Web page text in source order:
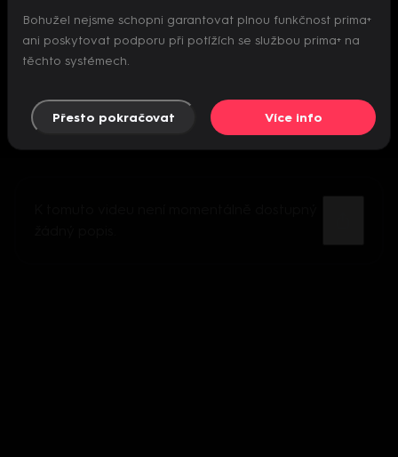
Nepodařilo se inicializovat přehrávač
Bohužel nejsme schopni garantovat plnou funkčnost prima+
ani poskytovat podporu při potížích se službou prima+ na
těchto systémech.
Přesto pokračovat Více info